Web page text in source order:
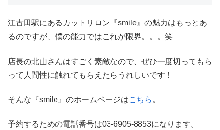
江古田駅にあるカットサロン『smile』の魅力はもっとあ
るのですが、僕の能力ではこれが限界。。。笑
店長の北山さんはすごく素敵なので、ぜひ一度切ってもら
って人間性に触れてもらえたらうれしいです！
そんな『smile』のホームページはこちら 。
予約するための電話番号は03-6905-8853になります。